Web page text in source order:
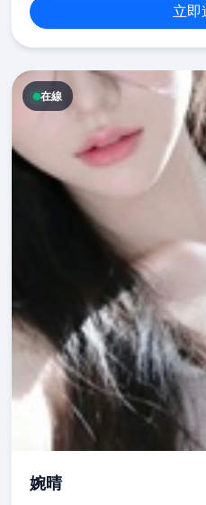
立即
在線
婉晴